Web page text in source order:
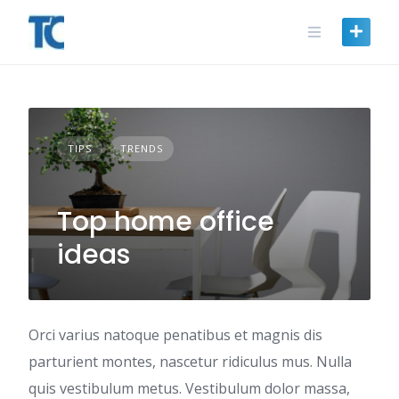
content
TIPS TRENDS
Top home office
ideas
Orci varius natoque penatibus et magnis dis
parturient montes, nascetur ridiculus mus. Nulla
quis vestibulum metus. Vestibulum dolor massa,